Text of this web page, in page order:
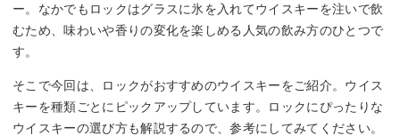
ー。なかでもロックはグラスに氷を入れてウイスキーを注いで飲
むため、味わいや香りの変化を楽しめる人気の飲み方のひとつで
す。
そこで今回は、ロックがおすすめのウイスキーをご紹介。ウイス
キーを種類ごとにピックアップしています。ロックにぴったりな
ウイスキーの選び方も解説するので、参考にしてみてください。